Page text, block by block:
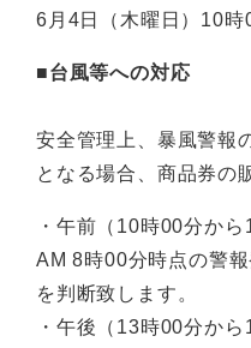
6月4日（木曜日）10
■台風等への対応
安全管理上、暴風警報
となる場合、商品券の
・午前（10時00分か
AM 8時00分時点の警
を判断致します。
・午後（13時00分か